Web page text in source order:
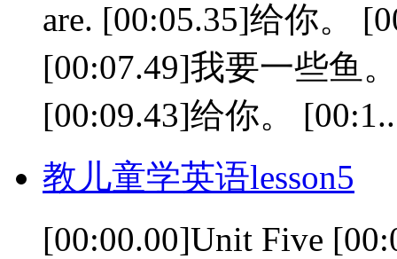
are. [00:05.35]给你。
[00:07.49]我要一些鱼
[00:09.43]给你。
教儿童学英语lesson5
[00:00.00]Unit Five